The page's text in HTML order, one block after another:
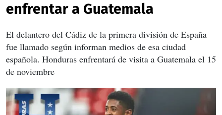
enfrentar a Guatemala
El delantero del Cádiz de la primera división de España
fue llamado según informan medios de esa ciudad
española. Honduras enfrentará de visita a Guatemala el 15
de noviembre